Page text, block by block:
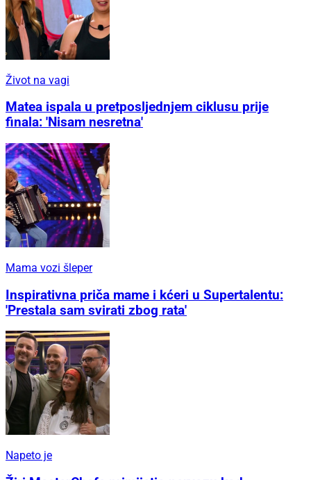
Život na vagi
Matea ispala u pretposljednjem ciklusu prije
finala: 'Nisam nesretna'
Mama vozi šleper
Inspirativna priča mame i kćeri u Supertalentu:
'Prestala sam svirati zbog rata'
Napeto je